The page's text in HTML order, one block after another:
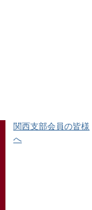
関西支部会員の皆様
へ​